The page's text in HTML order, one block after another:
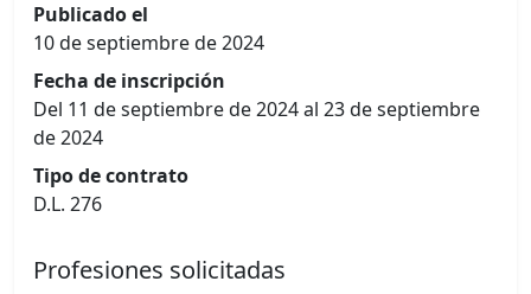
Publicado el
10 de septiembre de 2024
Fecha de inscripción
Del 11 de septiembre de 2024 al 23 de septiembre
de 2024
Tipo de contrato
D.L. 276
Profesiones solicitadas